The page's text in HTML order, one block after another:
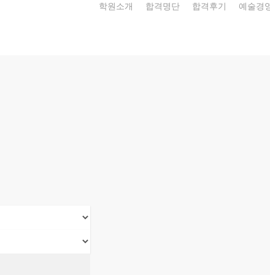
학원소개 합격명단 합격후기 예술경